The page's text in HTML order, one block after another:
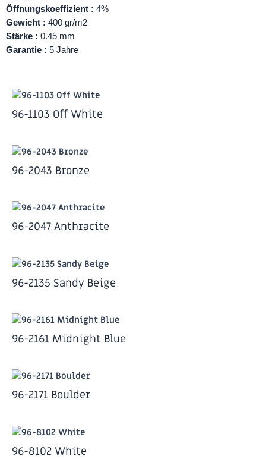
Öffnungskoeffizient : 4%
Gewicht : 400 gr/m2
Stärke : 0.45 mm
Garantie : 5 Jahre
96-1103 Off White
96-2043 Bronze
96-2047 Anthracite
96-2135 Sandy Beige
96-2161 Midnight Blue
96-2171 Boulder
96-8102 White